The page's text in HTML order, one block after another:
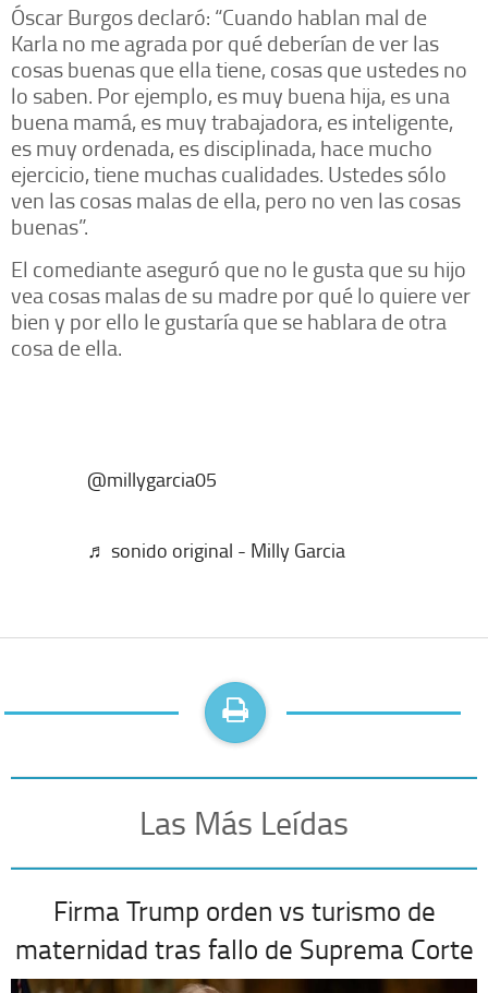
Óscar Burgos declaró: “Cuando hablan mal de
Karla no me agrada por qué deberían de ver las
cosas buenas que ella tiene, cosas que ustedes no
lo saben. Por ejemplo, es muy buena hija, es una
buena mamá, es muy trabajadora, es inteligente,
es muy ordenada, es disciplinada, hace mucho
ejercicio, tiene muchas cualidades. Ustedes sólo
ven las cosas malas de ella, pero no ven las cosas
buenas”.
El comediante aseguró que no le gusta que su hijo
vea cosas malas de su madre por qué lo quiere ver
bien y por ello le gustaría que se hablara de otra
cosa de ella.
@millygarcia05
♬ sonido original - Milly Garcia
Las Más Leídas
Firma Trump orden vs turismo de
maternidad tras fallo de Suprema Corte